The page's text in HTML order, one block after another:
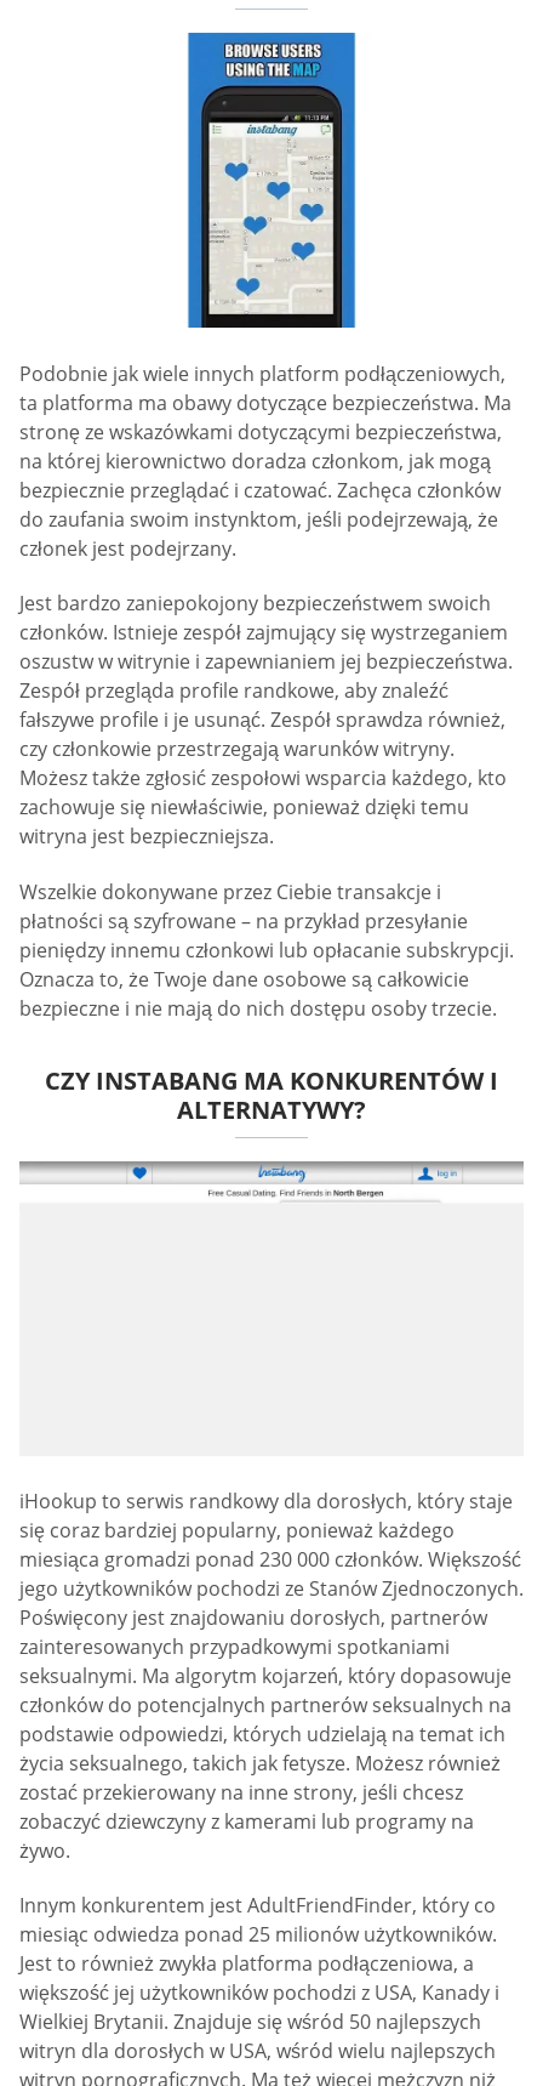
Podobnie jak wiele innych platform podłączeniowych,
ta platforma ma obawy dotyczące bezpieczeństwa. Ma
stronę ze wskazówkami dotyczącymi bezpieczeństwa,
na której kierownictwo doradza członkom, jak mogą
bezpiecznie przeglądać i czatować. Zachęca członków
do zaufania swoim instynktom, jeśli podejrzewają, że
członek jest podejrzany.
Jest bardzo zaniepokojony bezpieczeństwem swoich
członków. Istnieje zespół zajmujący się wystrzeganiem
oszustw w witrynie i zapewnianiem jej bezpieczeństwa.
Zespół przegląda profile randkowe, aby znaleźć
fałszywe profile i je usunąć. Zespół sprawdza również,
czy członkowie przestrzegają warunków witryny.
Możesz także zgłosić zespołowi wsparcia każdego, kto
zachowuje się niewłaściwie, ponieważ dzięki temu
witryna jest bezpieczniejsza.
Wszelkie dokonywane przez Ciebie transakcje i
płatności są szyfrowane – na przykład przesyłanie
pieniędzy innemu członkowi lub opłacanie subskrypcji.
Oznacza to, że Twoje dane osobowe są całkowicie
bezpieczne i nie mają do nich dostępu osoby trzecie.
CZY INSTABANG MA KONKURENTÓW I
ALTERNATYWY?
iHookup to serwis randkowy dla dorosłych, który staje
się coraz bardziej popularny, ponieważ każdego
miesiąca gromadzi ponad 230 000 członków. Większość
jego użytkowników pochodzi ze Stanów Zjednoczonych.
Poświęcony jest znajdowaniu dorosłych, partnerów
zainteresowanych przypadkowymi spotkaniami
seksualnymi. Ma algorytm kojarzeń, który dopasowuje
członków do potencjalnych partnerów seksualnych na
podstawie odpowiedzi, których udzielają na temat ich
życia seksualnego, takich jak fetysze. Możesz również
zostać przekierowany na inne strony, jeśli chcesz
zobaczyć dziewczyny z kamerami lub programy na
żywo.
Innym konkurentem jest AdultFriendFinder, który co
miesiąc odwiedza ponad 25 milionów użytkowników.
Jest to również zwykła platforma podłączeniowa, a
większość jej użytkowników pochodzi z USA, Kanady i
Wielkiej Brytanii. Znajduje się wśród 50 najlepszych
witryn dla dorosłych w USA, wśród wielu najlepszych
witryn pornograficznych. Ma też więcej mężczyzn niż